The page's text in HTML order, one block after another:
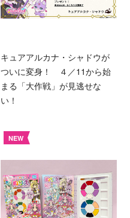
キュアアルカナ・シャドウが
ついに変身！ ４／11から始
まる「大作戦」が見逃せな
い！
NEW